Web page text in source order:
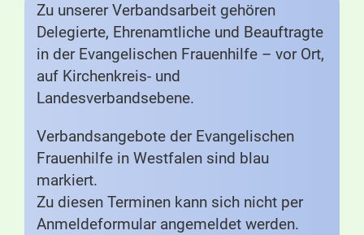
Zu unserer Verbandsarbeit gehören
Delegierte, Ehrenamtliche und Beauftragte
in der Evangelischen Frauenhilfe – vor Ort,
auf Kirchenkreis- und
Landesverbandsebene.
Verbandsangebote der Evangelischen
Frauenhilfe in Westfalen sind blau
markiert.
Zu diesen Terminen kann sich nicht per
Anmeldeformular angemeldet werden.